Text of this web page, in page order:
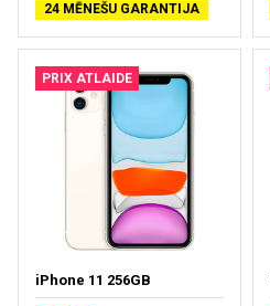
24 MĒNEŠU GARANTIJA
PRIX ATLAIDE
iPhone 11 256GB